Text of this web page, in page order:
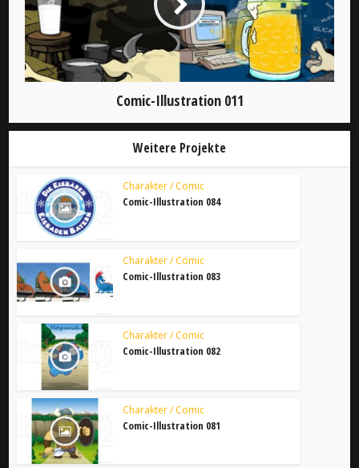
Comic-Illustration 011
Weitere Projekte
Charakter / Comic
Comic-Illustration 084
Charakter / Comic
Comic-Illustration 083
Charakter / Comic
Comic-Illustration 082
Charakter / Comic
Comic-Illustration 081